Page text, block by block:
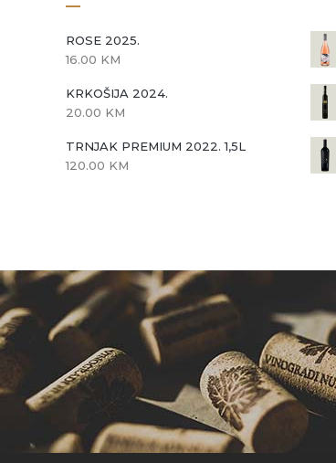
ROSE 2025.
16.00 KM
KRKOŠIJA 2024.
20.00 KM
TRNJAK PREMIUM 2022. 1,5L
120.00 KM